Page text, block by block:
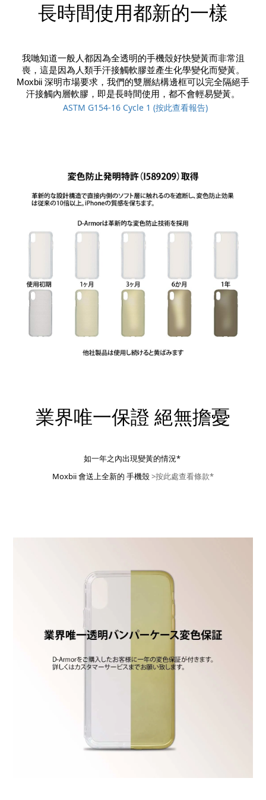
長時間使用都新的一樣
我哋知道一般人都因為全透明的手機殼好快變黃而非常沮
喪，這是因為人類手汗接觸軟膠並產生化學變化而變黃。
Moxbii 深明市場要求，我們的雙層結構邊框可以完全隔絕手
汗接觸內層軟膠，即是長時間使用，都不會輕易變黃。
ASTM G154-16 Cycle 1 (按此查看報告)
業界唯一保證 絕無擔憂
如一年之內出現變黃的情況*
Moxbii 會送上全新的 手機殼>按此處查看條款*